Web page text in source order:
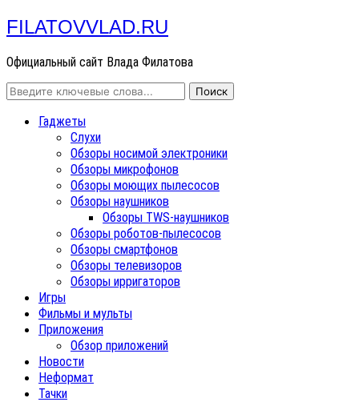
FILATOVVLAD.RU
Официальный сайт Влада Филатова
Гаджеты
Слухи
Обзоры носимой электроники
Обзоры микрофонов
Обзоры моющих пылесосов
Обзоры наушников
Обзоры TWS-наушников
Обзоры роботов-пылесосов
Обзоры смартфонов
Обзоры телевизоров
Обзоры ирригаторов
Игры
Фильмы и мульты
Приложения
Обзор приложений
Новости
Неформат
Тачки